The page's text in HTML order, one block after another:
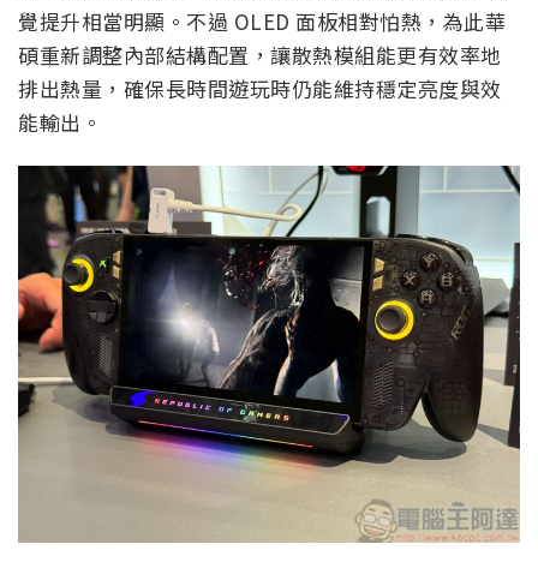
覺提升相當明顯。不過 OLED 面板相對怕熱，為此華
碩重新調整內部結構配置，讓散熱模組能更有效率地
排出熱量，確保長時間遊玩時仍能維持穩定亮度與效
能輸出。